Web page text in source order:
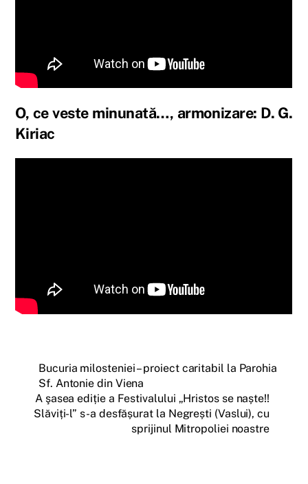
O, ce veste minunată…, armonizare: D. G.
Kiriac
Bucuria milosteniei – proiect caritabil la Parohia
Sf. Antonie din Viena
A şasea ediție a Festivalului „Hristos se naște!!
Slăviți-l” s-a desfășurat la Negrești (Vaslui), cu
sprijinul Mitropoliei noastre